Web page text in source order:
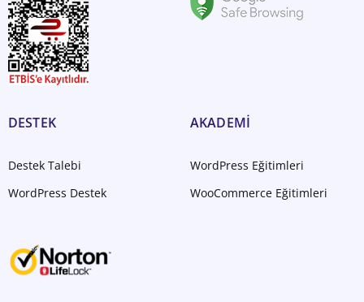
DESTEK
Destek Talebi
WordPress Destek
AKADEMİ
WordPress Eğitimleri
WooCommerce Eğitimleri